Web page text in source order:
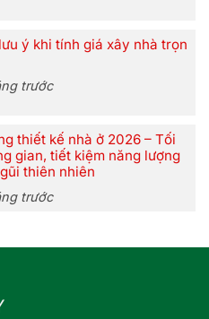
ý khi tính giá xây nhà trọn
trước
thiết kế nhà ở 2026 – Tối
gian, tiết kiệm năng lượng
thiên nhiên
trước